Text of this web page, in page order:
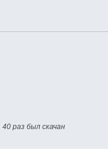
40 раз был скачан